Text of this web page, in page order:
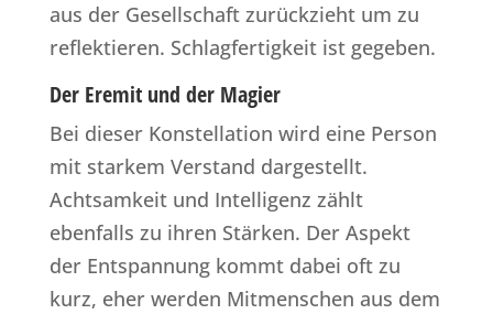
aus der Gesellschaft zurückzieht um zu
reflektieren. Schlagfertigkeit ist gegeben.
Der Eremit und der Magier
Bei dieser Konstellation wird eine Person
mit starkem Verstand dargestellt.
Achtsamkeit und Intelligenz zählt
ebenfalls zu ihren Stärken. Der Aspekt
der Entspannung kommt dabei oft zu
kurz, eher werden Mitmenschen aus dem